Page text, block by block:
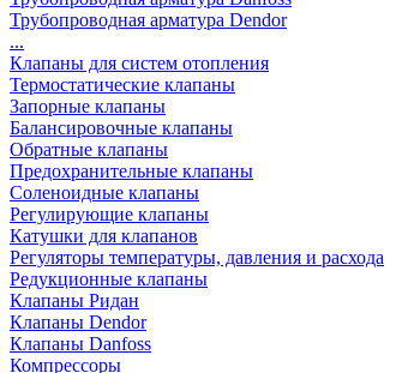
Трубопроводная арматура Dendor
...
Клапаны для систем отопления
Термостатические клапаны
Запорные клапаны
Балансировочные клапаны
Обратные клапаны
Предохранительные клапаны
Соленоидные клапаны
Регулирующие клапаны
Катушки для клапанов
Регуляторы температуры, давления и расхода
Редукционные клапаны
Клапаны Ридан
Клапаны Dendor
Клапаны Danfoss
Компрессоры